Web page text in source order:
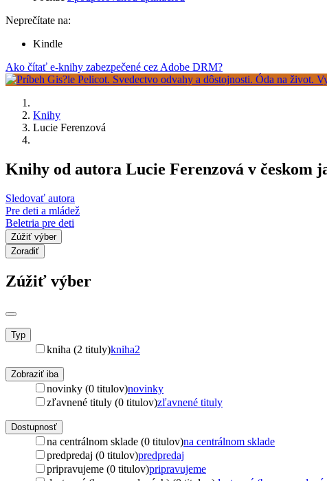
Neprečítate na:
Kindle
Ako čítať e-knihy zabezpečené cez Adobe DRM?
Knihy
Lucie Ferenzová
Knihy od autora Lucie Ferenzová v českom
Sledovať autora
Pre deti a mládež
Beletria pre deti
Zúžiť výber
Zoradiť
Zúžiť výber
Typ
kniha (2 tituly)kniha2
Zobraziť iba
novinky (0 titulov)novinky
zľavnené tituly (0 titulov)zľavnené tituly
Dostupnosť
na centrálnom sklade (0 titulov)na centrálnom sklade
predpredaj (0 titulov)predpredaj
pripravujeme (0 titulov)pripravujeme